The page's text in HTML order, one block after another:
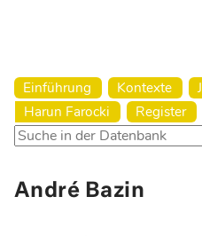
Einführung Kontexte
Harun Farocki
Register
André Bazin